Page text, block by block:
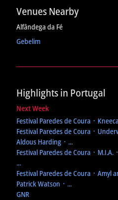
Venues Nearby
Alfândega da Fé
Gebelim
Highlights in Portugal
Next Week
Festival Paredes de Coura ᛫
Festival Paredes de Coura ᛫
Aldous Harding ᛫ ...
Festival Paredes de Coura ᛫ M.I.A.
...
Festival Paredes de Coura ᛫ Amyl
Patrick Watson ᛫ ...
GNR